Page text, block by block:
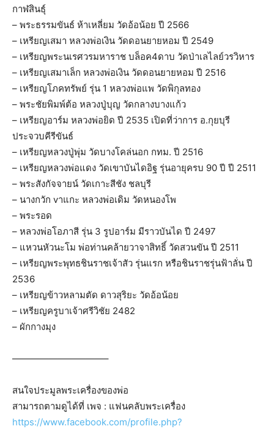
กาฬสินธุ์
– พระธรรมขันธ์ ห้าเหลี่ยม วัดอ้อน้อย ปี 2566
– เหรียญเสมา หลวงพ่อเงิน วัดดอนยายหอม ปี 2549
– เหรียญพระนเรศวรมหาราช บล็อค4ดาบ วัดป่าเลไลย์วรวิหาร
– เหรียญเสมาเล็ก หลวงพ่อเงิน วัดดอนยายหอม ปี 2516
– เหรียญโภคทรัพย์ รุ่น 1 หลวงพ่อแพ วัดพิกุลทอง
– พระชัยพิมพ์ต้อ หลวงปู่บุญ วัดกลางบางแก้ว
– เหรียญอาร์ม หลวงพ่อยิด ปี 2535 เปิดที่ว่าการ อ.กุยบุรี
ประจวบคีรีขันธ์
– เหรียญหลวงปู่พุ่ม วัดบางโคล่นอก กทม. ปี 2516
– เหรียญหลวงพ่อแดง วัดเขาบันไดอิฐ รุ่นอายุครบ 90 ปี ปี 2511
– พระสังกัจจายน์ วัดเกาะสีชัง ชลบุรี
– นางกวัก vาแกะ หลวงพ่อเดิม วัดหนองโพ
– พระรอด
– หลวงพ่อโอภาสี รุ่น 3 รูปอาร์ม มีราวบันได ปี 2497
– แหวนหัวนะโม พ่อท่านคล้ายวาจาสิทธิ์ วัดสวนขัน ปี 2511
– เหรียญพระพุทธชินราชเจ้าสัว รุ่นแรก หรือชินราชรุ่นฟ้าลั่น ปี
2536
– เหรียญข้าวหลามตัด ดาวสุริยะ วัดอ้อน้อย
– เหรียญครูบาเจ้าศรีวิชัย 2482
– ผักกางมุง
——————————–
สนใจประมูลพระเครื่องของพ่อ
สามารถตามดูได้ที่ เพจ : แฟนคลับพระเครื่อง
https://www.facebook.com/profile.php?